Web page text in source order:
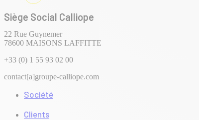
Siège Social Calliope
22 Rue Guynemer
78600 MAISONS LAFFITTE
+33 (0) 1 55 93 02 00
contact[a]groupe-calliope.com
Société
Clients